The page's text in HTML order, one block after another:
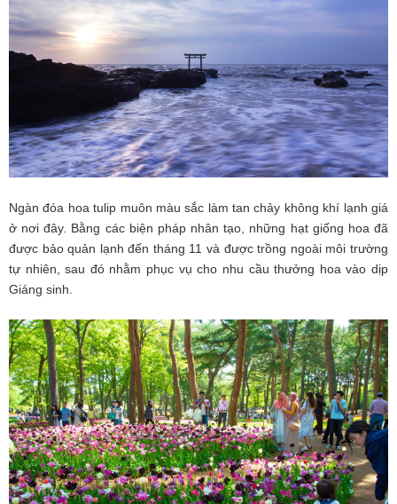
Ngàn đóa hoa tulip muôn màu sắc làm tan chảy không khí lạnh giá
ở nơi đây. Bằng các biện pháp nhân tạo, những hạt giống hoa đã
được bảo quản lạnh đến tháng 11 và được trồng ngoài môi trường
tự nhiên, sau đó nhằm phục vụ cho nhu cầu thưởng hoa vào dịp
Giáng sinh.